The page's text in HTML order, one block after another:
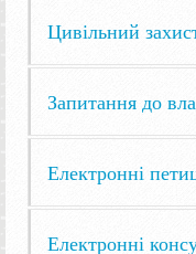
Цивільний
Запитання до
Електронні
Електронні